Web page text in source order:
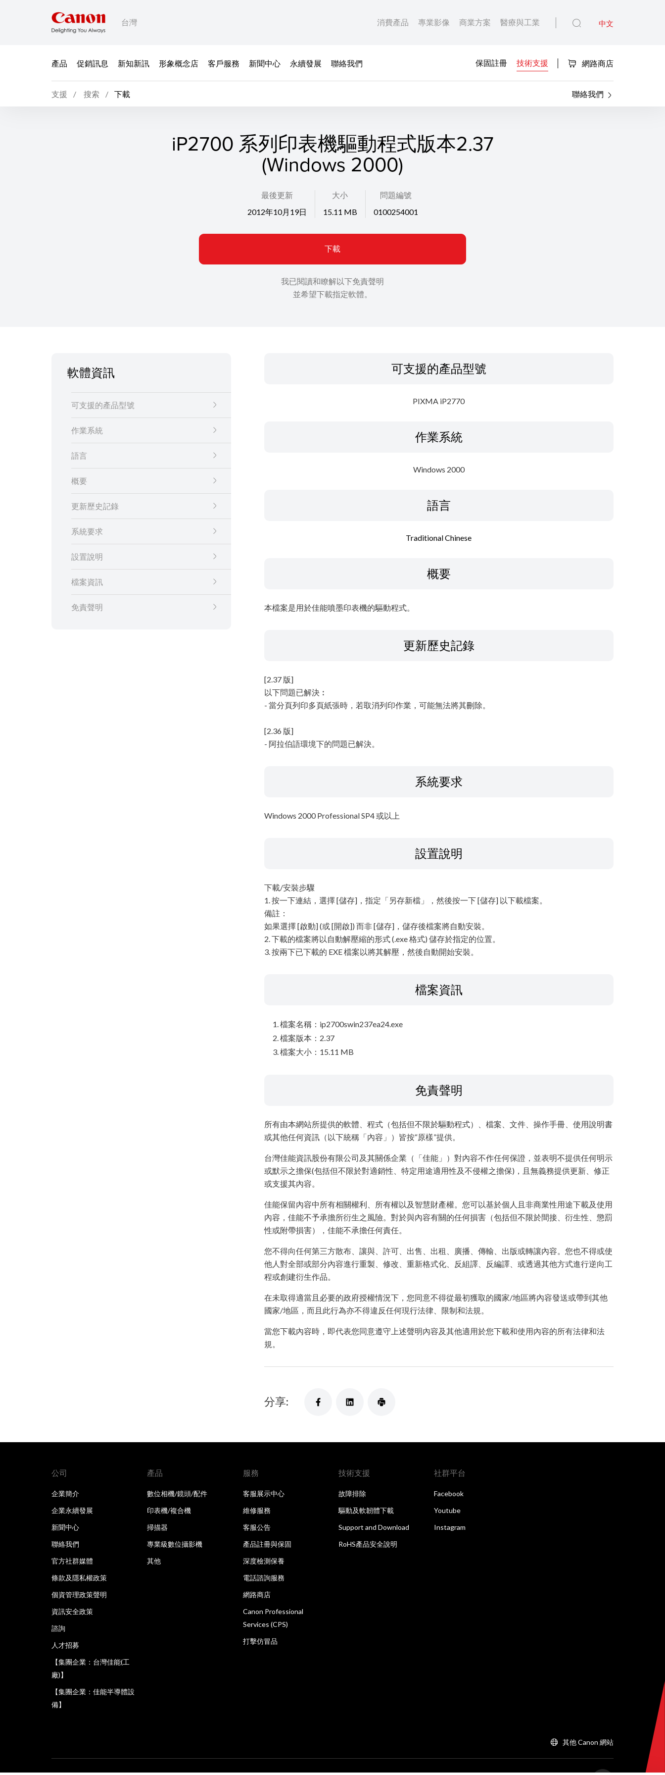
台灣 消費產品 專業影像 商業方案 醫療與工業 中文
產品 促銷訊息 新知新訊 形象概念店 客戶服務 新聞中心 永續發展 聯絡我們 保固註冊 技術支援 網路商店
支援 搜索 下載 聯絡我們
iP2700 系列印表機驅動程式版本2.37
(Windows 2000)
最後更新
2012年10月19日
大小
15.11 MB
問題編號
0100254001
下載
我已閱讀和瞭解以下免責聲明
並希望下載指定軟體。
軟體資訊
可支援的產品型號
作業系統
語言
概要
更新歷史記錄
系統要求
設置說明
檔案資訊
免責聲明
可支援的產品型號
PIXMA iP2770
作業系統
Windows 2000
語言
Traditional Chinese
概要
本檔案是用於佳能噴墨印表機的驅動程式。
更新歷史記錄
[2.37 版]
以下問題已解決︰
- 當分頁列印多頁紙張時，若取消列印作業，可能無法將其刪除。
[2.36 版]
- 阿拉伯語環境下的問題已解決。
系統要求
Windows 2000 Professional SP4 或以上
設置說明
下載/安裝步驟
1. 按一下連結，選擇 [儲存]，指定「另存新檔」，然後按一下 [儲存] 以下載檔案。
備註：
如果選擇 [啟動] (或 [開啟]) 而非 [儲存]，儲存後檔案將自動安裝。
2. 下載的檔案將以自動解壓縮的形式 (.exe 格式) 儲存於指定的位置。
3. 按兩下已下載的 EXE 檔案以將其解壓，然後自動開始安裝。
檔案資訊
檔案名稱：ip2700swin237ea24.exe
檔案版本：2.37
檔案大小：15.11 MB
免責聲明
所有由本網站所提供的軟體、程式（包括但不限於驅動程式）、檔案、文件、操作手冊、使用說明書
或其他任何資訊（以下統稱「內容」）皆按“原樣”提供。
台灣佳能資訊股份有限公司及其關係企業（「佳能」）對內容不作任何保證，並表明不提供任何明示
或默示之擔保(包括但不限於對適銷性、特定用途適用性及不侵權之擔保)，且無義務提供更新、修正
或支援其內容。
佳能保留內容中所有相關權利、所有權以及智慧財產權。您可以基於個人且非商業性用途下載及使用
內容，佳能不予承擔所衍生之風險。對於與內容有關的任何損害（包括但不限於間接、衍生性、懲罰
性或附帶損害），佳能不承擔任何責任。
您不得向任何第三方散布、讓與、許可、出售、出租、廣播、傳輸、出版或轉讓內容。您也不得或使
他人對全部或部分內容進行重製、修改、重新格式化、反組譯、反編譯、或透過其他方式進行逆向工
程或創建衍生作品。
在未取得適當且必要的政府授權情況下，您同意不得從最初獲取的國家/地區將內容發送或帶到其他
國家/地區，而且此行為亦不得違反任何現行法律、限制和法規。
當您下載內容時，即代表您同意遵守上述聲明內容及其他適用於您下載和使用內容的所有法律和法
規。
分享:
公司
企業簡介
企業永續發展
新聞中心
聯絡我們
官方社群媒體
條款及隱私權政策
個資管理政策聲明
資訊安全政策
諮詢
人才招募
【集團企業：台灣佳能(工
廠)】
【集團企業：佳能半導體設
備】
產品
數位相機/鏡頭/配件
印表機/複合機
掃描器
專業級數位攝影機
其他
服務
客服展示中心
維修服務
客服公告
產品註冊與保固
深度檢測保養
電話諮詢服務
網路商店
Canon Professional
Services (CPS)
打擊仿冒品
技術支援
故障排除
驅動及軟韌體下載
Support and Download
RoHS產品安全說明
社群平台
Facebook
Youtube
Instagram
其他 Canon 網站